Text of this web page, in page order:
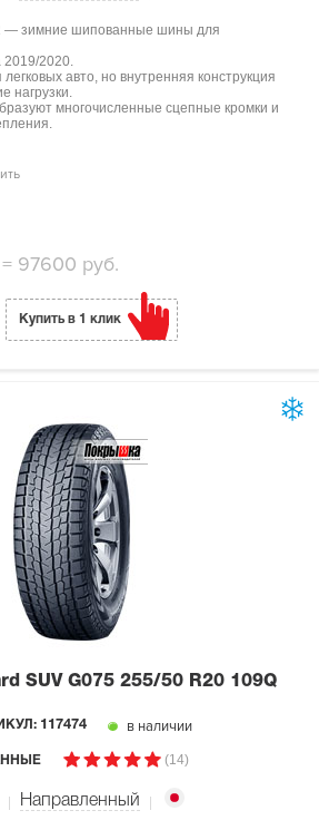
— зимние шипованные шины для
2019/2020.
авто, но внутренняя конструкция
нагрузки.
многочисленные сцепные кромки и
= 97600 руб.
Купить в 1 клик
SUV G075 255/50 R20 109Q
117474 в наличии
(14)
Направленный